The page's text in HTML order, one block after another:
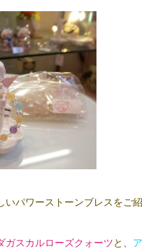
いパワーストーンブレスをご紹
ガスカルローズクォーツと、 ア